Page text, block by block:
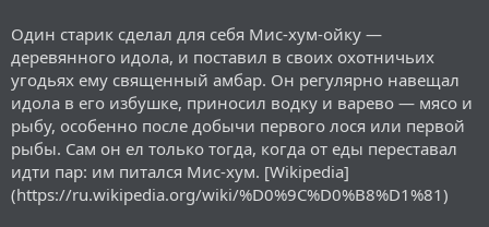
Один старик сделал для себя Мис-хум-ойку —
деревянного идола, и поставил в своих охотничьих
угодьях ему священный амбар. Он регулярно навещал
идола в его избушке, приносил водку и варево — мясо и
рыбу, особенно после добычи первого лося или первой
рыбы. Сам он ел только тогда, когда от еды переставал
идти пар: им питался Мис-хум. [Wikipedia]
(https://ru.wikipedia.org/wiki/%D0%9C%D0%B8%D1%81)